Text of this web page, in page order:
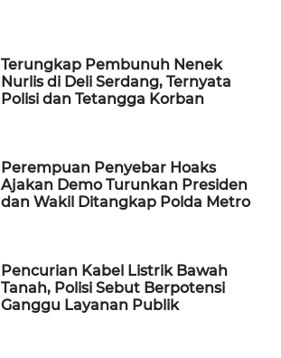
Terungkap Pembunuh Nenek
Nurlis di Deli Serdang, Ternyata
Polisi dan Tetangga Korban
Perempuan Penyebar Hoaks
Ajakan Demo Turunkan Presiden
dan Wakil Ditangkap Polda Metro
Pencurian Kabel Listrik Bawah
Tanah, Polisi Sebut Berpotensi
Ganggu Layanan Publik